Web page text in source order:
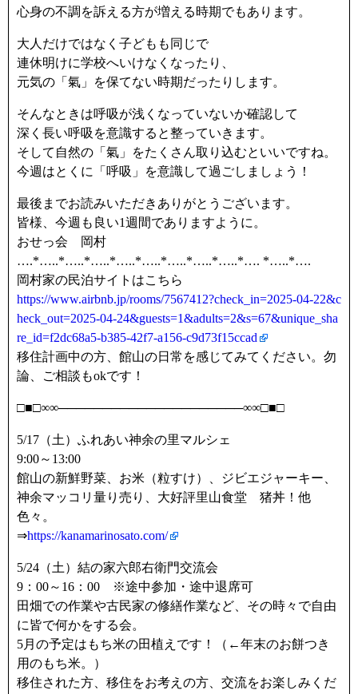
心身の不調を訴える方が増える時期でもあります。
大人だけではなく子どもも同じで
連休明けに学校へいけなくなったり、
元気の「氣」を保てない時期だったりします。
そんなときは呼吸が浅くなっていないか確認して
深く長い呼吸を意識すると整っていきます。
そして自然の「氣」をたくさん取り込むといいですね。
今週はとくに「呼吸」を意識して過ごしましょう！
最後までお読みいただきありがとうございます。
皆様、今週も良い1週間でありますように。
おせっ会 岡村
….*…..*…..*…..*…..*…..*…..*…..*…..*…. *…..*….
岡村家の民泊サイトはこちら
https://www.airbnb.jp/rooms/7567412?check_in=2025-04-22&c
heck_out=2025-04-24&guests=1&adults=2&s=67&unique_sha
re_id=f2dc68a5-b385-42f7-a156-c9d73f15ccad
移住計画中の方、館山の日常を感じてみてください。勿
論、ご相談もokです！
□■□∞∞─────────────────────∞∞□■□
5/17（土）ふれあい神余の里マルシェ
9:00～13:00
館山の新鮮野菜、お米（粒すけ）、ジビエジャーキー、
神余マッコリ量り売り、大好評里山食堂 猪丼！他
色々。
⇒https://kanamarinosato.com/
5/24（土）結の家六郎右衛門交流会
9：00～16：00 ※途中参加・途中退席可
田畑での作業や古民家の修繕作業など、その時々で自由
に皆で何かをする会。
5月の予定はもち米の田植えです！（←年末のお餅つき
用のもち米。）
移住された方、移住をお考えの方、交流をお楽しみくだ